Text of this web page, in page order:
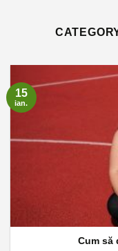
Cum să
15
ian.